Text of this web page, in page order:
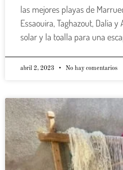
las mejores playas de
Essaouira, Taghazout, Dalia y
solar y la toalla para una
abril 2, 2023 No hay comentarios